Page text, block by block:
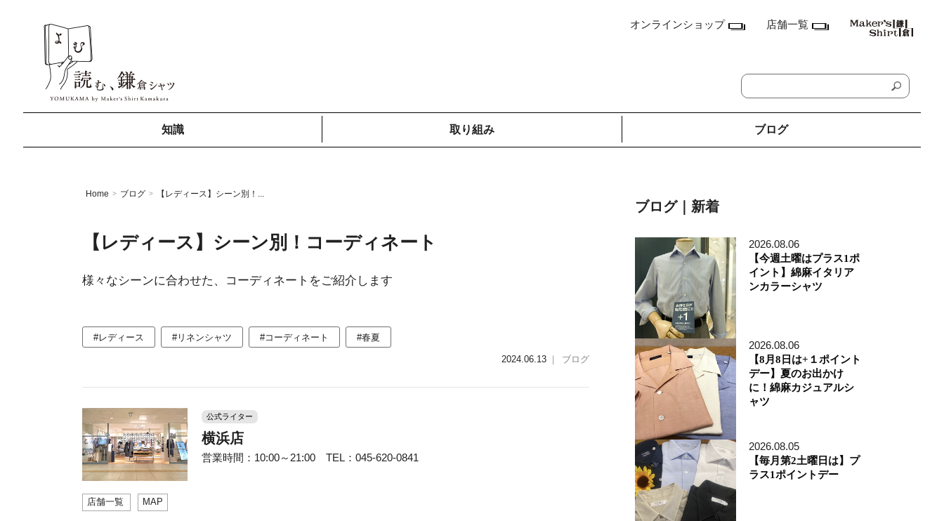
オンラインショップ 店舗一覧
知識 取り組み ブログ
横浜店
ラゾーナ川崎プラザ店
東京都
丸の内丸ビル店
MEN'S アキバ・トリム店
MEN'S 東京ミッドタウン八重洲店
銀座店
アトレ品川店
MEN'S 新宿店
自由が丘MAST店
二子玉川店
MEN'S 渋谷マークシティ店
アトレ恵比寿店
池袋ショッピングパーク店
その他の都道府県
札幌アピア店
仙台シリウス・一番町店
CoCoLo新潟店
名古屋店
京都四条烏丸 三井ビル店
大阪うめきた店
MEN'S 神戸北野坂店
Home > ブログ > 【レディース】シーン別！...
【レディース】シーン別！コーディネート
様々なシーンに合わせた、コーディネートをご紹介します
#レディース #リネンシャツ #コーディネート #春夏
2024.06.13 ｜ ブログ
公式ライター
横浜店
営業時間：10:00～21:00 TEL：045-620-0841
店舗一覧 MAP
ブログ｜新着
2026.08.06
【今週土曜はプラス1ポ
イント】綿麻イタリア
ンカラーシャツ
2026.08.06
【8月8日は+１ポイント
デー】夏のお出かけ
に！綿麻カジュアルシ
ャツ
2026.08.05
【毎月第2土曜日は】プ
ラス1ポイントデー